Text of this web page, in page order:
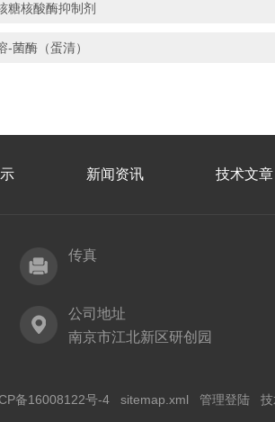
糖核酸酶抑制剂
-菌酶（蛋清）
新闻资讯 技术文章
传真
公司地址
南京市江北新区研创园
备16008122号-4 sitemap.xml 管理登陆 技